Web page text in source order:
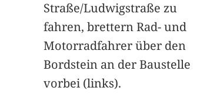
Straße/Ludwigstraße zu
fahren, brettern Rad- und
Motorradfahrer über den
Bordstein an der Baustelle
vorbei (links).